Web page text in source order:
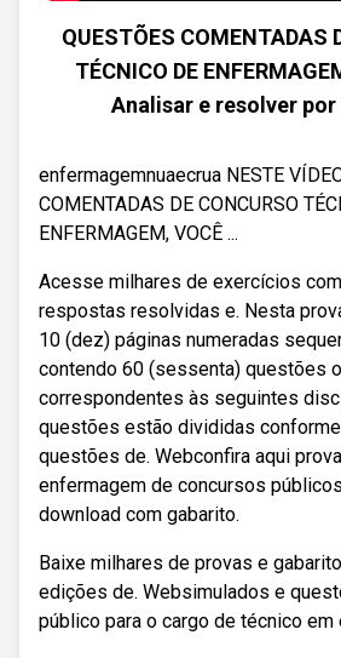
QUESTÕES COMENTADAS
TÉCNICO DE
Analisar e resolver
enfermagemnuaecrua NESTE
COMENTADAS DE CONCURSO
ENFERMAGEM, VOCÊ ...
Acesse milhares de exercícios
respostas resolvidas e. Nesta
10 (dez) páginas numeradas
contendo 60 (sessenta) questões
correspondentes às seguintes
questões estão divididas
questões de. Webconfira aqui
enfermagem de concursos
download com gabarito.
Baixe milhares de provas e
edições de. Websimulados e
público para o cargo de técnico em